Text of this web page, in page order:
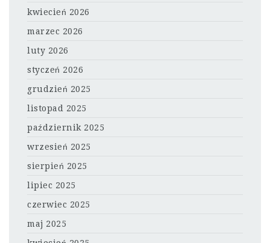
kwiecień 2026
marzec 2026
luty 2026
styczeń 2026
grudzień 2025
listopad 2025
październik 2025
wrzesień 2025
sierpień 2025
lipiec 2025
czerwiec 2025
maj 2025